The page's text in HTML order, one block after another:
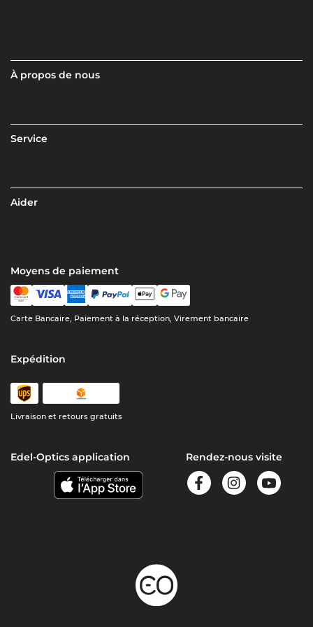
À propos de nous
Service
Aider
Moyens de paiement
Carte Bancaire, Paiement à la réception, Virement bancaire
Expédition
Livraison et retours gratuits
Edel-Optics application Rendez-nous visite